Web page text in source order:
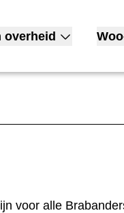
submenu voor
overheid
voor alle